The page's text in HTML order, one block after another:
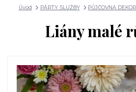
Úvod PÁRTY SLUŽBY PŮJČOVNA
Liány malé